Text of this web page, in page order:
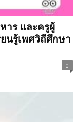
าร และครูผู้
นรู้เพศวิถีศึกษา
0